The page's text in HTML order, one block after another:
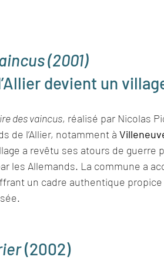
(2001)
devient un
des vaincus, réalisé par Nicolas
de l’Allier, notamment à
a revêtu ses atours de
les Allemands. La commune a
un cadre authentique propice
(2002)